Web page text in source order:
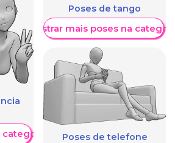
Poses de tango
Mostrar mais poses na
Poses de telefone